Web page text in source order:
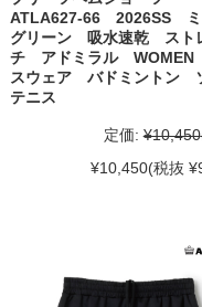
ATLA627-66 2026SS ミ
グリーン 吸水速乾 スト
チ アドミラル
スウェア バドミントン
テニス
定価: ¥10,450
¥10,450(税抜